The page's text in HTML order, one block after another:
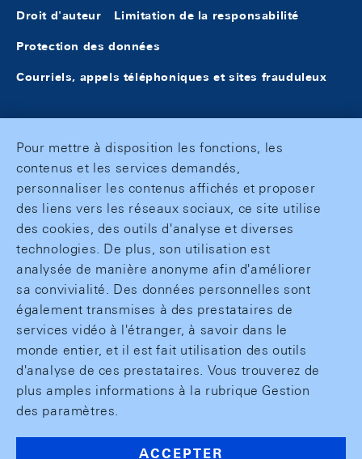
Droit d'auteur Limitation de la responsabilité
Protection des données
Courriels, appels téléphoniques et sites frauduleux
Pour mettre à disposition les fonctions, les
contenus et les services demandés,
personnaliser les contenus affichés et proposer
des liens vers les réseaux sociaux, ce site utilise
des cookies, des outils d'analyse et diverses
technologies. De plus, son utilisation est
analysée de manière anonyme afin d'améliorer
sa convivialité. Des données personnelles sont
également transmises à des prestataires de
services vidéo à l'étranger, à savoir dans le
monde entier, et il est fait utilisation des outils
d'analyse de ces prestataires. Vous trouverez de
plus amples informations à la rubrique Gestion
des paramètres.
ACCEPTER